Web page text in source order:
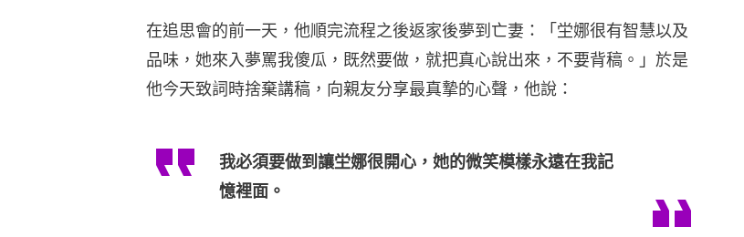
在追思會的前一天，他順完流程之後返家後夢到亡妻：「坣娜很有智慧以及
品味，她來入夢罵我傻瓜，既然要做，就把真心說出來，不要背稿。」於是
他今天致詞時捨棄講稿，向親友分享最真摯的心聲，他說：
我必須要做到讓坣娜很開心，她的微笑模樣永遠在我記
憶裡面。